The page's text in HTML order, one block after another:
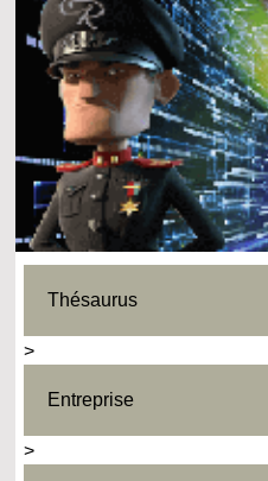
Thésaurus
>
Entreprise
>